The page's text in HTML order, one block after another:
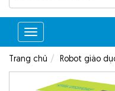
kiếm
Toggle
navigation
Trang chủ Robot giáo